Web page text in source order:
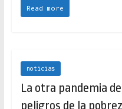
Read more
noticias
La otra pandemia
peligros de la